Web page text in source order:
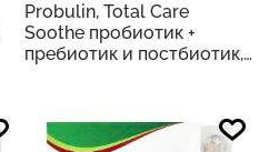
Probulin, Total Care
Soothe пробиотик +
пребиотик и постбиотик,